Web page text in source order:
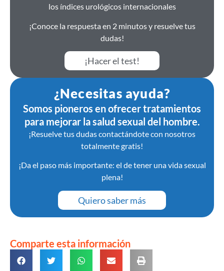
los índices urológicos internacionales
¡Conoce la respuesta en 2 minutos y resuelve tus
dudas!
¡Hacer el test!
¿Necesitas ayuda?
Somos pioneros en ofrecer tratamientos
para mejorar la salud sexual del hombre.
¡Resuelve tus dudas contactándote con nosotros
totalmente gratis!
¡Da el paso más importante: el de tener una vida sexual
plena!
Quiero saber más
Comparte esta información